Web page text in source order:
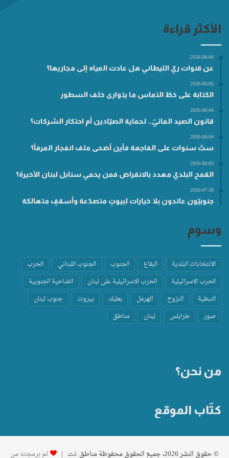
الأكثر قراءة
2026-08-06
عن قنوات ريّ الليطاني هل عادت المياه إلى مجاريها؟
2026-08-05
الكتابة على خطّ التماس ما يتوارى خلف السطور
2026-08-04
قانون الصيد المائيّ.. لحماية الصيّادين أم احتكار الشركات؟
2026-08-04
ستّ سنوات على الفاجعة فأين أضحى ملف انفجار المرفأ؟
2026-08-03
القمح البلديّ مهدد بالانقراض فمن يحمي سنابل لبنان الأخيرة؟
2026-07-30
جنوبيّون عائدون بلا خيارات لبيوتٍ متصدّعة وأسقفٍ متهالكة
وسوم
الانتخابات البلدية البقاع الجنوب الجنوب اللبناني
الحرب
الحرب الاسرائيلية
الحرب الاسرائيلية على لبنان
الضاحية الجنوبية
النبطية
النزوح الهرمل بعلبك بيروت
جنوب لبنان
صور
طرابلس لبنان مناطق
من نحن؟
كتّاب الموقع
© حقوق النشر 2026، جميع الحقوق محفوظة مناطق .نت | تم برمجته من